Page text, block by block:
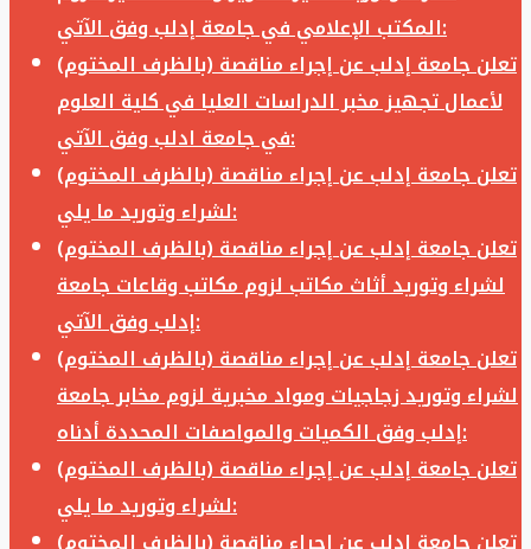
المكتب الإعلامي في جامعة إدلب وفق الآتي:
تعلن جامعة إدلب عن إجراء مناقصة (بالظرف المختوم)
لأعمال تجهيز مخبر الدراسات العليا في كلية العلوم
في جامعة ادلب وفق الآتي:
تعلن جامعة إدلب عن إجراء مناقصة (بالظرف المختوم)
لشراء وتوريد ما يلي:
تعلن جامعة إدلب عن إجراء مناقصة (بالظرف المختوم)
لشراء وتوريد أثاث مكاتب لزوم مكاتب وقاعات جامعة
إدلب وفق الآتي:
تعلن جامعة إدلب عن إجراء مناقصة (بالظرف المختوم)
لشراء وتوريد زجاجيات ومواد مخبرية لزوم مخابر جامعة
إدلب وفق الكميات والمواصفات المحددة أدناه:
تعلن جامعة إدلب عن إجراء مناقصة (بالظرف المختوم)
لشراء وتوريد ما يلي: